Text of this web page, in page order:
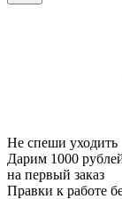
Не спеши уходить
Дарим 1000
на первый заказ
Правки к работе